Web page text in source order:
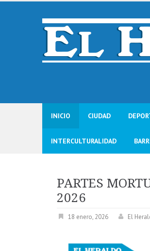
Skip
INICIO CIUDAD
INTERCULTURALIDAD
PARTES
2026
18 enero, 2026 El